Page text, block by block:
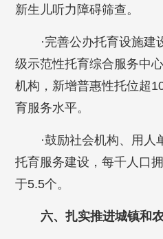
新生儿听力障碍筛查。
·完善公办托育设施
级示范性托育综合服务中
机构，新增普惠性托位超
育服务水平。
·鼓励社会机构、用
托育服务建设，每千人口
于5.5个。
六、扎实推进城镇和